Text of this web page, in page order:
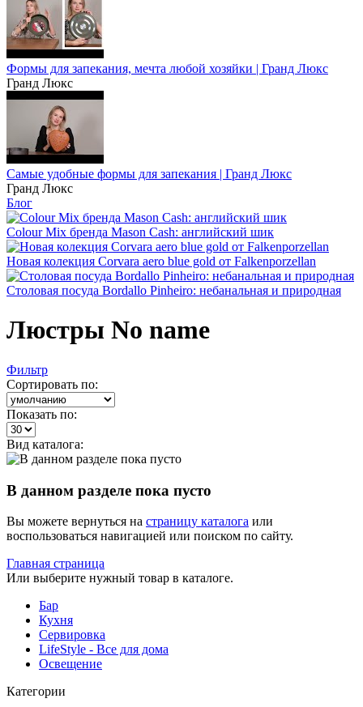
Формы для запекания, мечта любой хозяйки | Гранд Люкс
Гранд Люкс
Самые удобные формы для запекания | Гранд Люкс
Гранд Люкс
Блог
Colour Mix бренда Mason Cash: английский шик
Новая колекция Corvara aero blue gold от Falkenporzellan
Столовая посуда Bordallo Pinheiro: небанальная и природная
Люстры No name
Фильтр
Сортировать по:
Показать по:
Вид каталога:
В данном разделе пока пусто
Вы можете вернуться на страницу каталога или
воспользоваться навигацией или поиском по сайту.
Главная страница
Или выберите нужный товар в каталоге.
Бар
Кухня
Сервировка
LifeStyle - Все для дома
Освещение
Категории